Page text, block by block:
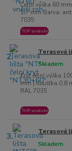
Čelní výška 60
1,7 mm Barva:
7035
TOP produkt
2. Terasová
Kryt čelní výška
mm | tloušťka 0,8
RAL 7035
Skladem
TOP produkt
3. Terasová
Skladem